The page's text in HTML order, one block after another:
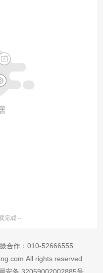
完成 --
合作： 010-52666555
All rights reserved
安备 32059002002885号